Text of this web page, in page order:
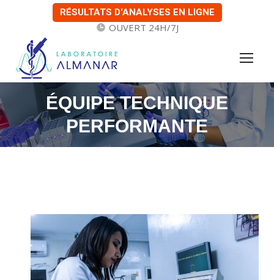
RÉSULTATS D'ANALYSES EN LIGNE
OUVERT 24H/7J
ÉQUIPE TECHNIQUE
PERFORMANTE